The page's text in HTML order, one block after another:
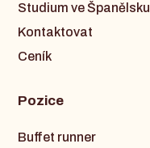
Studium ve Španělsku
Kontaktovat
Ceník
Pozice
Buffet runner